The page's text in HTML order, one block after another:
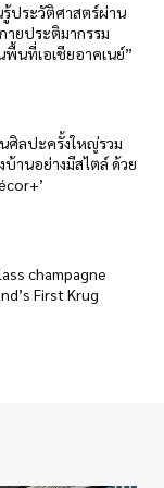
ประวัติศาสตร์ผ่าน
ายประติมากรรม
นที่เอเชียอาคเนย์”
ศิลปะครั้งใหญ่รวม
านอย่างมีสไตล์ ด้วย
champagne
First Krug